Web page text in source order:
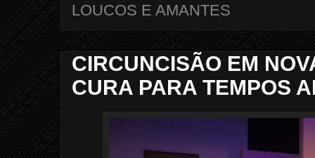
LOUCOS E AMANTES
CIRCUNCISÃO EM
CURA PARA TEMPOS